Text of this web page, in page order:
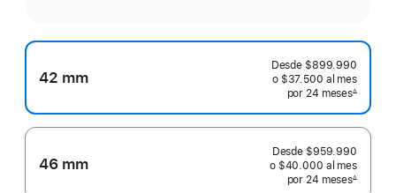
42 mm
Desde $899.990
o $37.500 al mes
por 24 mesesmeses
Nota a pie de página
∆
46 mm
Desde $959.990
o $40.000 al mes
por 24 mesesmeses
Nota a pie de página
∆